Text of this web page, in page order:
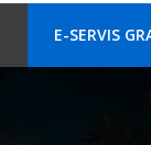
E-SERVIS